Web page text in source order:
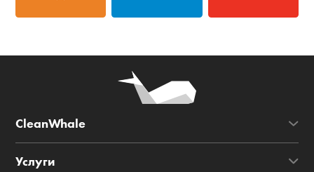
CleanWhale
Услуги